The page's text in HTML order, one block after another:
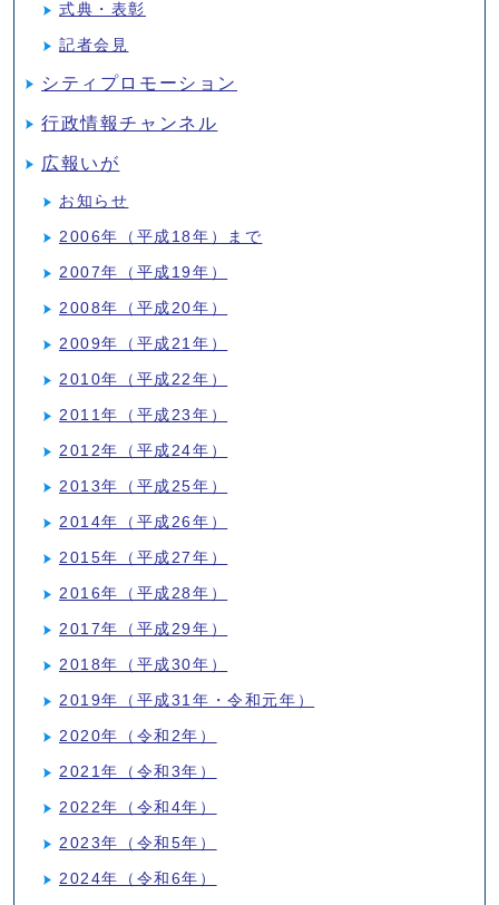
式典・表彰
記者会見
シティプロモーション
行政情報チャンネル
広報いが
お知らせ
2006年（平成18年）まで
2007年（平成19年）
2008年（平成20年）
2009年（平成21年）
2010年（平成22年）
2011年（平成23年）
2012年（平成24年）
2013年（平成25年）
2014年（平成26年）
2015年（平成27年）
2016年（平成28年）
2017年（平成29年）
2018年（平成30年）
2019年（平成31年・令和元年）
2020年（令和2年）
2021年（令和3年）
2022年（令和4年）
2023年（令和5年）
2024年（令和6年）